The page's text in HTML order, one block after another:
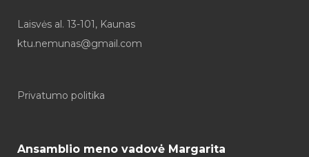
Laisvės al. 13-101, Kaunas
ktu.nemunas@gmail.com
Privatumo politika
Ansamblio meno vadovė Margarita